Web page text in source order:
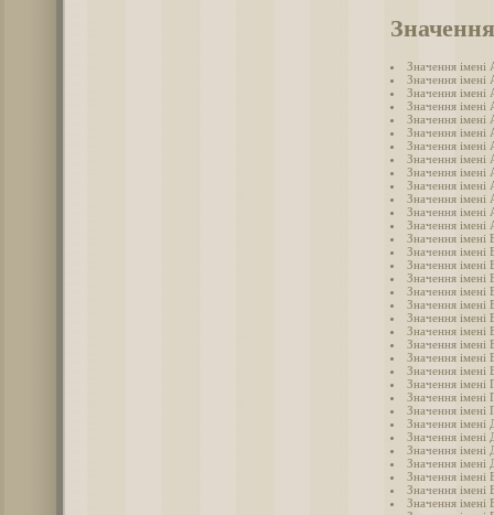
Значення імені
Значення імені
Значення імені
Значення імені
Значення імені
Значення імені
Значення імені
Значення імені
Значення імені
Значення імені
Значення імені
Значення імені
Значення імені
Значення імені
Значення імені
Значення імені
Значення імені
Значення імені
Значення імені
Значення імені
Значення імені
Значення імені
Значення імені
Значення імені
Значення імені
Значення імені
Значення імені
Значення імені
Значення імені
Значення імені
Значення імені
Значення імені
Значення імені
Значення імені